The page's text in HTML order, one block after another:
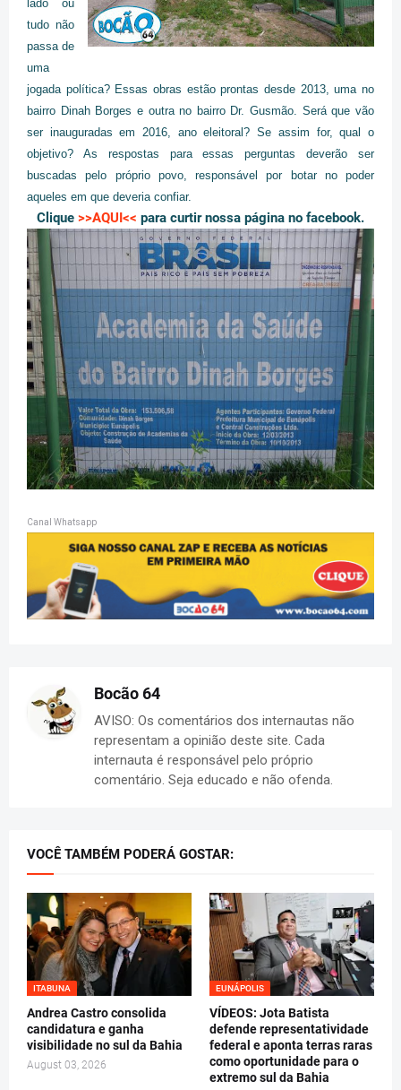
lado ou
tudo não
passa de
uma
jogada política? Essas obras estão prontas desde 2013, uma no
bairro Dinah Borges e outra no bairro Dr. Gusmão. Será que vão
ser inauguradas em 2016, ano eleitoral? Se assim for, qual o
objetivo? As respostas para essas perguntas deverão ser
buscadas pelo próprio povo, responsável por botar no poder
aqueles em que deveria confiar.
Clique >>AQUI<< para curtir nossa página no facebook.
Canal Whatsapp
Bocão 64
AVISO: Os comentários dos internautas não
representam a opinião deste site. Cada
internauta é responsável pelo próprio
comentário. Seja educado e não ofenda.
VOCÊ TAMBÉM PODERÁ GOSTAR:
ITABUNA
Andrea Castro consolida
candidatura e ganha
visibilidade no sul da Bahia
August 03, 2026
EUNÁPOLIS
VÍDEOS: Jota Batista
defende representatividade
federal e aponta terras raras
como oportunidade para o
extremo sul da Bahia